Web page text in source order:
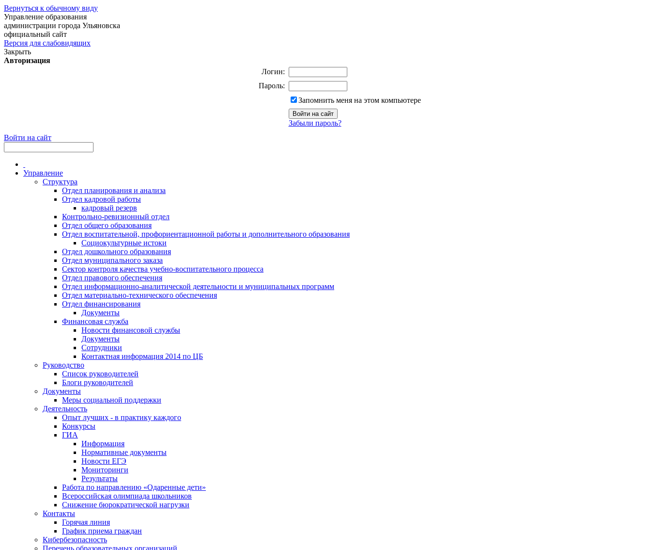
Вернуться к обычному виду
Управление образования
администрации города Ульяновска
официальный сайт
Версия для слабовидящих
Закрыть
Авторизация
Логин:
Пароль:
Запомнить меня на этом компьютере
Забыли пароль?
Войти на сайт
Управление
Структура
Отдел планирования и анализа
Отдел кадровой работы
кадровый резерв
Контрольно-ревизионный отдел
Отдел общего образования
Отдел воспитательной, профориентационной работы и дополнительного образования
Социокультурные истоки
Отдел дошкольного образования
Отдел муниципального заказа
Сектор контроля качества учебно-воспитательного процесса
Отдел правового обеспечения
Отдел информационно-аналитической деятельности и муниципальных программ
Отдел материально-технического обеспечения
Отдел финансирования
Документы
Финансовая служба
Новости финансовой службы
Документы
Сотрудники
Контактная информация 2014 по ЦБ
Руководство
Список руководителей
Блоги руководителей
Документы
Меры социальной поддержки
Деятельность
Опыт лучших - в практику каждого
Конкурсы
ГИА
Информация
Нормативные документы
Новости ЕГЭ
Мониторинги
Результаты
Работа по направлению «Одаренные дети»
Всероссийская олимпиада школьников
Снижение бюрократической нагрузки
Контакты
Горячая линия
График приема граждан
Кибербезопасность
Перечень образовательных организаций